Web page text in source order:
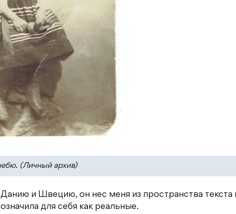
(Личный архив)
и Швецию, он нес меня из пространства текста
для себя как реальные.